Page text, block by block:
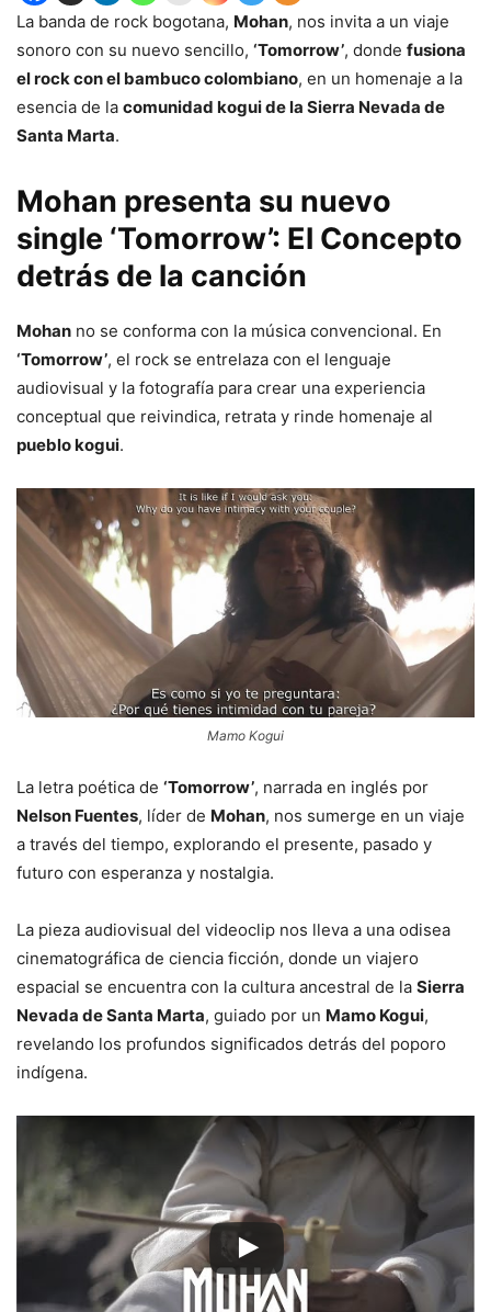
La banda de rock bogotana, Mohan, nos invita a un viaje
sonoro con su nuevo sencillo, ‘Tomorrow’, donde fusiona
el rock con el bambuco colombiano, en un homenaje a la
esencia de la comunidad kogui de la Sierra Nevada de
Santa Marta.
Mohan presenta su nuevo
single ‘Tomorrow’: El Concepto
detrás de la canción
Mohan no se conforma con la música convencional. En
‘Tomorrow’, el rock se entrelaza con el lenguaje
audiovisual y la fotografía para crear una experiencia
conceptual que reivindica, retrata y rinde homenaje al
pueblo kogui.
Mamo Kogui
La letra poética de ‘Tomorrow’, narrada en inglés por
Nelson Fuentes, líder de Mohan, nos sumerge en un viaje
a través del tiempo, explorando el presente, pasado y
futuro con esperanza y nostalgia.
La pieza audiovisual del videoclip nos lleva a una odisea
cinematográfica de ciencia ficción, donde un viajero
espacial se encuentra con la cultura ancestral de la Sierra
Nevada de Santa Marta, guiado por un Mamo Kogui,
revelando los profundos significados detrás del poporo
indígena.